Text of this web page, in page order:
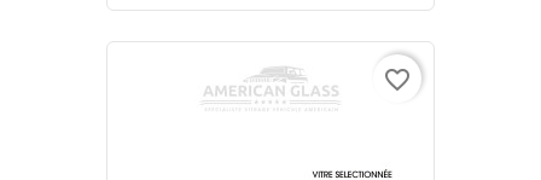
favorite_border